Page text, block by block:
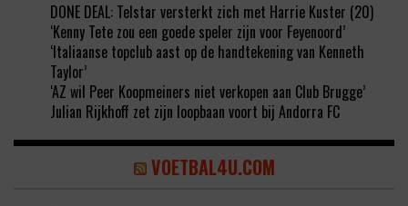
DONE DEAL: Telstar versterkt zich met Harrie Kuster (20)
‘Kenny Tete zou een goede speler zijn voor Feyenoord’
‘Italiaanse topclub aast op de handtekening van Kenneth
Taylor’
‘AZ wil Peer Koopmeiners niet verkopen aan Club Brugge’
Julian Rijkhoff zet zijn loopbaan voort bij Andorra FC
VOETBAL4U.COM